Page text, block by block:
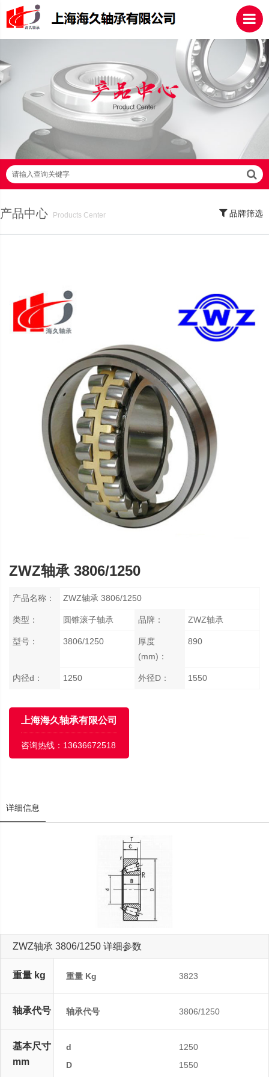
请输入查询关键字
产品中心
Products Center
品牌筛选
ZWZ轴承 3806/1250
产品名称： ZWZ轴承 3806/1250
类型： 圆锥滚子轴承 品牌： ZWZ轴承
型号： 3806/1250
厚度
(mm)：
890
内径d： 1250 外径D： 1550
上海海久轴承有限公司
咨询热线： 13636672518
详细信息
ZWZ轴承 3806/1250 详细参数
重量 kg 重量 Kg 3823
轴承代号 轴承代号 3806/1250
基本尺寸
mm
d
1250
D
1550